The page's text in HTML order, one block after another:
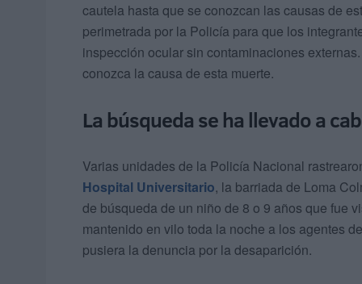
cautela hasta que se conozcan las causas de
perimetrada por la Policía para que los
inspección ocular sin contaminaciones
conozca la causa de esta muerte.
La búsqueda se ha llevado a
Varias unidades de la Policía Nacional
Hospital Universitario, la barriada de Loma
de búsqueda de un niño de 8 o 9 años que fue
mantenido en vilo toda la noche a los agentes
pusiera la denuncia por la desaparición.